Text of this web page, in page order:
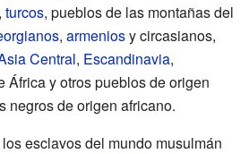
, turcos, pueblos de las montañas del
, armeniosy circasianos,
Central, Escandinavia,
África y otros pueblos de origen
negros de origen africano.
esclavos del mundo musulmán